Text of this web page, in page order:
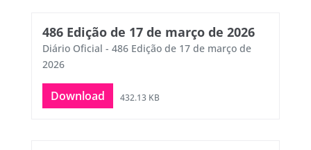
486 Edição de 17 de março de 2026
Diário Oficial - 486 Edição de 17 de março de
2026
Download 432.13 KB